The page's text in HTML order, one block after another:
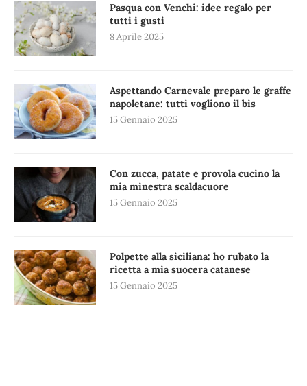
Pasqua con Venchi: idee regalo per
tutti i gusti
8 Aprile 2025
Aspettando Carnevale preparo le graffe
napoletane: tutti vogliono il bis
15 Gennaio 2025
Con zucca, patate e provola cucino la
mia minestra scaldacuore
15 Gennaio 2025
Polpette alla siciliana: ho rubato la
ricetta a mia suocera catanese
15 Gennaio 2025